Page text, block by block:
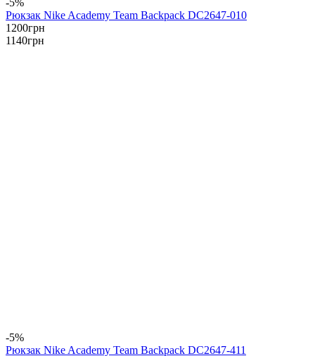
Рюкзак Nike Academy Team Backpack DC2647-010
1200грн
1140грн
-5%
Рюкзак Nike Academy Team Backpack DC2647-411